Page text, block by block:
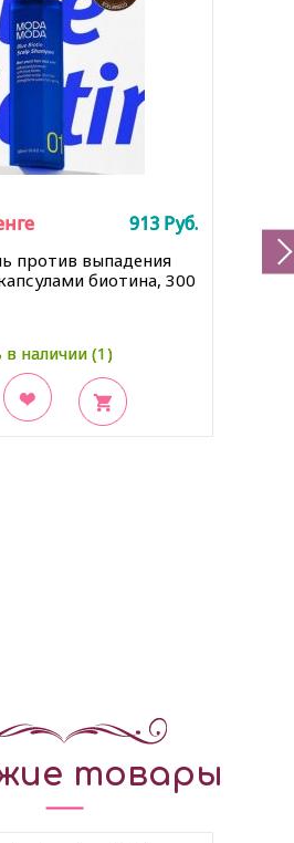
против выпадения
биотина, 300
в наличии (1)
913 Руб.
в наличии (1)
913 Руб.
товары